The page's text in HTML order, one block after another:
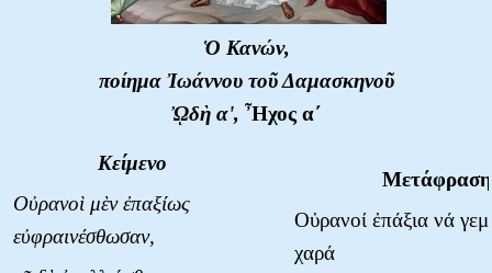
Ὁ Κανών,
ποίημα Ἰωάννου τοῦ Δαμασκηνοῦ
ᾨδὴ α', Ἦχος α΄
Κείμενο
Οὐρανοὶ μὲν ἐπαξίως
εὐφραινέσθωσαν,
Μετάφραση
Οὐρανοί ἐπάξια νά
χαρά